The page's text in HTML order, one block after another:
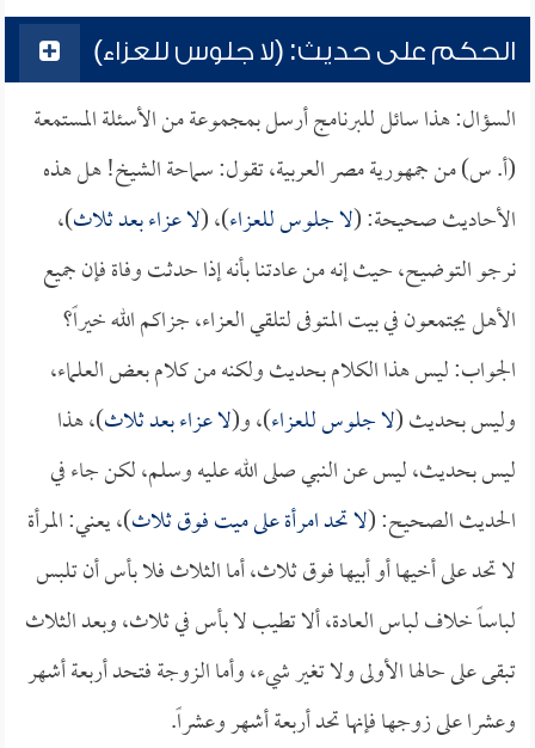
الحكم على حديث: (لا جلوس للعزاء)
السؤال: هذا سائل للبرنامج أرسل بمجموعة من الأسئلة المستمعة
(أ. س) من جمهورية مصر العربية، تقول: سماحة الشيخ! هل هذه
الأحاديث صحيحة: (لا جلوس للعزاء)، (لا عزاء بعد ثلاث)،
نرجو التوضيح، حيث إنه من عادتنا بأنه إذا حدثت وفاة فإن جميع
الأهل يجتمعون في بيت المتوفى لتلقي العزاء، جزاكم الله خيراً؟
الجواب: ليس هذا الكلام بحديث ولكنه من كلام بعض العلماء،
وليس بحديث (لا جلوس للعزاء)، و(لا عزاء بعد ثلاث)، هذا
ليس بحديث، ليس عن النبي صلى الله عليه وسلم، لكن جاء في
الحديث الصحيح: (لا تحد امرأة على ميت فوق ثلاث)، يعني: المرأة
لا تحد على أخيها أو أبيها فوق ثلاث، أما الثلاث فلا بأس أن تلبس
لباساً خلاف لباس العادة، ألا تطيب لا بأس في ثلاث، وبعد الثلاث
تبقى على حالها الأولى ولا تغير شيء، وأما الزوجة فتحد أربعة أشهر
وعشرا على زوجها فإنها تحد أربعة أشهر وعشراً.